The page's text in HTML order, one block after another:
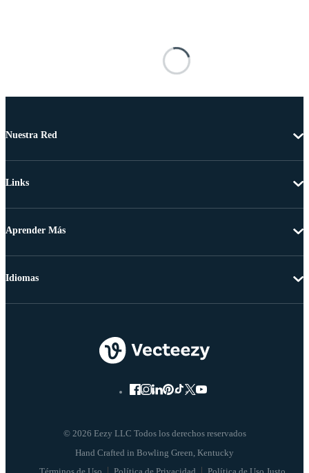
Nuestra Red
Links
Aprender Más
© 2026 Eezy LLC Todos los derechos reservados
Idiomas